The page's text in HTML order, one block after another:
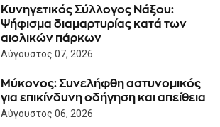
Κυνηγετικός Σύλλογος Νάξου:
Ψήφισμα διαμαρτυρίας κατά των
αιολικών πάρκων
Αύγουστος 07, 2026
Μύκονος: Συνελήφθη αστυνομικός
για επικίνδυνη οδήγηση και απείθεια
Αύγουστος 06, 2026